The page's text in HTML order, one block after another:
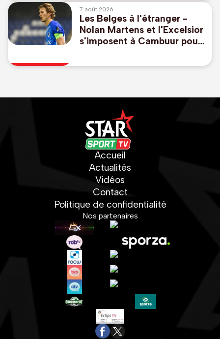
7 août 2026
Les Belges à l'étranger -
Nolan Martens et l'Excelsior
s'imposent à Cambuur pour
Eredivisie
Accueil
Actualités
Vidéos
Contact
Politique de confidentialité
Nos partenaires